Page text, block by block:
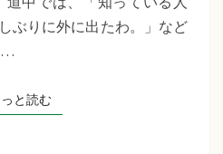
祭
物』
ぶりに外に出たわ。」など
…
と読むもっと読む